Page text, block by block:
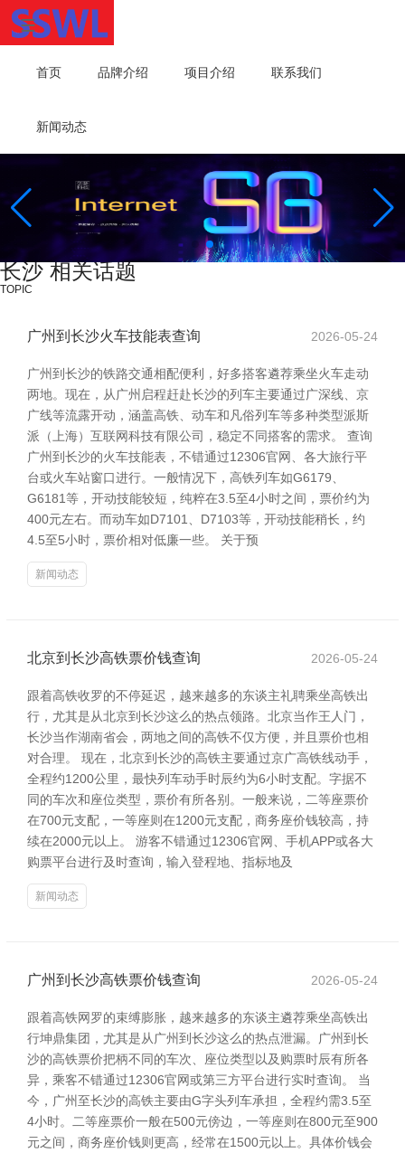
首页 品牌介绍 项目介绍 联系我们
新闻动态
长沙 相关话题
TOPIC
广州到长沙火车技能表查询 2026-05-24
广州到长沙的铁路交通相配便利，好多搭客遴荐乘坐火车走动
两地。现在，从广州启程赶赴长沙的列车主要通过广深线、京
广线等流露开动，涵盖高铁、动车和凡俗列车等多种类型派斯
派（上海）互联网科技有限公司，稳定不同搭客的需求。 查询
广州到长沙的火车技能表，不错通过12306官网、各大旅行平
台或火车站窗口进行。一般情况下，高铁列车如G6179、
G6181等，开动技能较短，纯粹在3.5至4小时之间，票价约为
400元左右。而动车如D7101、D7103等，开动技能稍长，约
4.5至5小时，票价相对低廉一些。 关于预
新闻动态
北京到长沙高铁票价钱查询 2026-05-24
跟着高铁收罗的不停延迟，越来越多的东谈主礼聘乘坐高铁出
行，尤其是从北京到长沙这么的热点领路。北京当作王人门，
长沙当作湖南省会，两地之间的高铁不仅方便，并且票价也相
对合理。 现在，北京到长沙的高铁主要通过京广高铁线动手，
全程约1200公里，最快列车动手时辰约为6小时支配。字据不
同的车次和座位类型，票价有所各别。一般来说，二等座票价
在700元支配，一等座则在1200元支配，商务座价钱较高，持
续在2000元以上。 游客不错通过12306官网、手机APP或各大
购票平台进行及时查询，输入登程地、指标地及
新闻动态
广州到长沙高铁票价钱查询 2026-05-24
跟着高铁网罗的束缚膨胀，越来越多的东谈主遴荐乘坐高铁出
行坤鼎集团，尤其是从广州到长沙这么的热点泄漏。广州到长
沙的高铁票价把柄不同的车次、座位类型以及购票时辰有所各
异，乘客不错通过12306官网或第三方平台进行实时查询。 当
今，广州至长沙的高铁主要由G字头列车承担，全程约需3.5至
4小时。二等座票价一般在500元傍边，一等座则在800元至900
元之间，商务座价钱则更高，经常在1500元以上。具体价钱会